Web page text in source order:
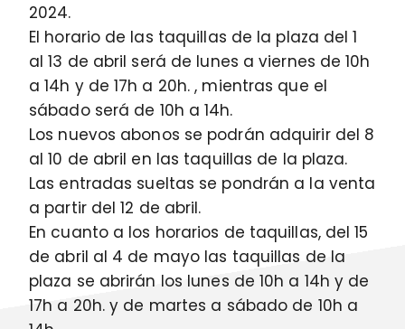
2024.
El horario de las taquillas de la plaza del 1
al 13 de abril será de lunes a viernes de 10h
a 14h y de 17h a 20h. , mientras que el
sábado será de 10h a 14h.
Los nuevos abonos se podrán adquirir del 8
al 10 de abril en las taquillas de la plaza.
Las entradas sueltas se pondrán a la venta
a partir del 12 de abril.
En cuanto a los horarios de taquillas, del 15
de abril al 4 de mayo las taquillas de la
plaza se abrirán los lunes de 10h a 14h y de
17h a 20h. y de martes a sábado de 10h a